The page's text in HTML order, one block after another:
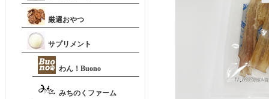
厳選おやつ
サプリメント
わん！Buono
みちのくファーム